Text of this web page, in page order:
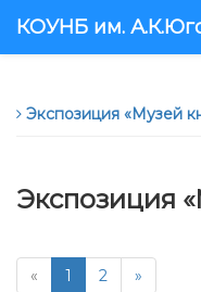
КОУНБ им.
Экспозиция «Музей
Экспозиция
« 1 2 »